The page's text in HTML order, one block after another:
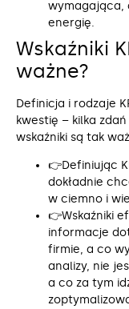
wymagająca,
energię.
Wskaźniki
ważne?
Definicja i rodzaje
kwestię – kilka
wskaźniki są tak
👉Definiując
dokładnie
w ciemno i
👉Wskaźniki
informacje
firmie, a co
analizy, nie
a co za tym